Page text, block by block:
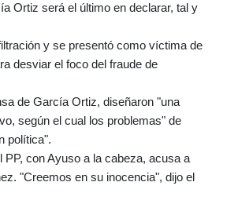
Ortiz será el último en declarar, tal y
y se presentó como víctima de
desviar el foco del fraude de
de García Ortiz, diseñaron "una
según el cual los problemas" de
política".
con Ayuso a la cabeza, acusa a
"Creemos en su inocencia", dijo el